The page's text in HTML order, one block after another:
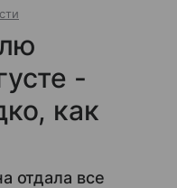
-
как
отдала все